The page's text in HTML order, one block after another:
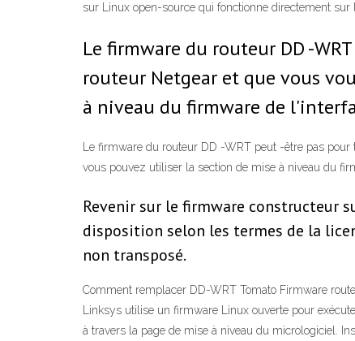
sur Linux open-source qui fonctionne directement
Le firmware du routeur DD -
routeur Netgear et que vous
à niveau du firmware de
Le firmware du routeur DD -WRT peut -être pas
vous pouvez utiliser la section de mise à niveau du
Revenir sur le firmware constructeur
disposition selon les termes de la
non transposé.
Comment remplacer DD-WRT Tomato Firmware
Linksys utilise un firmware Linux ouverte pour
à travers la page de mise à niveau du micrologiciel.